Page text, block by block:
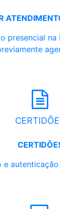
presencial na
e